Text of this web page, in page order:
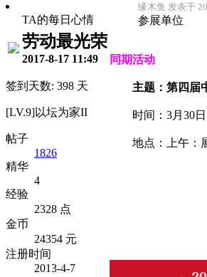
TA的每日心情
劳动最光荣
2017-8-17 11:49
签到天数: 398 天
[LV.9]以坛为家II
帖子
1826
精华
4
经验
2328 点
金币
24354 元
注册时间
2013-4-7
缘木鱼 发表于
参展单位
同期活动
主题：第四届中
时间：3月30日
地点：上午：展